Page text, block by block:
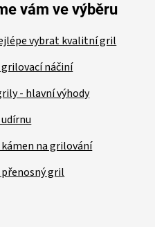
vám ve výběru
vybrat kvalitní gril
náčiní
- hlavní výhody
na grilování
gril